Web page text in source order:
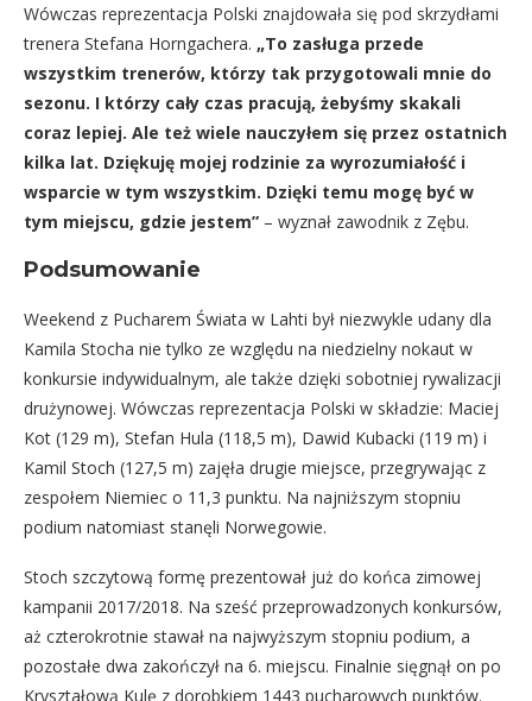
Wówczas reprezentacja Polski znajdowała się pod skrzydłami
trenera Stefana Horngachera. „To zasługa przede
wszystkim trenerów, którzy tak przygotowali mnie do
sezonu. I którzy cały czas pracują, żebyśmy skakali
coraz lepiej. Ale też wiele nauczyłem się przez ostatnich
kilka lat. Dziękuję mojej rodzinie za wyrozumiałość i
wsparcie w tym wszystkim. Dzięki temu mogę być w
tym miejscu, gdzie jestem” – wyznał zawodnik z Zębu.
Podsumowanie
Weekend z Pucharem Świata w Lahti był niezwykle udany dla
Kamila Stocha nie tylko ze względu na niedzielny nokaut w
konkursie indywidualnym, ale także dzięki sobotniej rywalizacji
drużynowej. Wówczas reprezentacja Polski w składzie: Maciej
Kot (129 m), Stefan Hula (118,5 m), Dawid Kubacki (119 m) i
Kamil Stoch (127,5 m) zajęła drugie miejsce, przegrywając z
zespołem Niemiec o 11,3 punktu. Na najniższym stopniu
podium natomiast stanęli Norwegowie.
Stoch szczytową formę prezentował już do końca zimowej
kampanii 2017/2018. Na sześć przeprowadzonych konkursów,
aż czterokrotnie stawał na najwyższym stopniu podium, a
pozostałe dwa zakończył na 6. miejscu. Finalnie sięgnął on po
Kryształową Kulę z dorobkiem 1443 pucharowych punktów.